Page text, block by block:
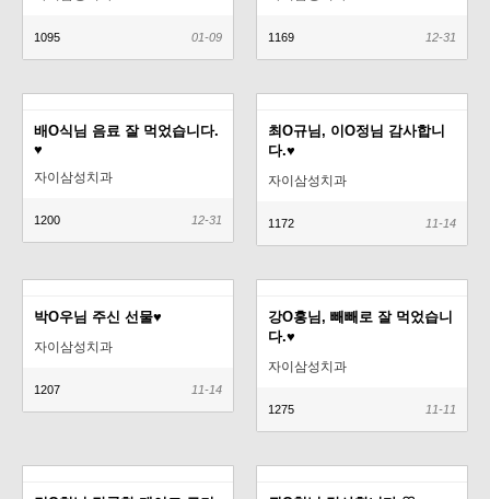
1095 01-09 1169 12-31
배O식님 음료 잘 먹었습니다.
♥
자이삼성치과
1200 12-31
최O규님, 이O정님 감사합니
다.♥
자이삼성치과
1172 11-14
박O우님 주신 선물♥
자이삼성치과
1207 11-14
강O홍님, 빼빼로 잘 먹었습니
다.♥
자이삼성치과
1275 11-11